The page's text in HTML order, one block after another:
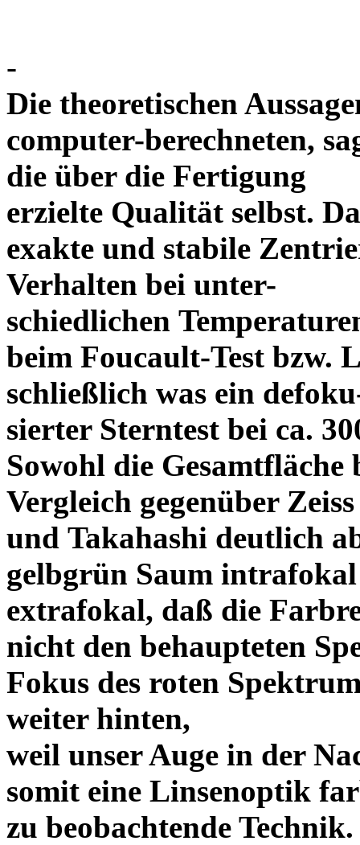
-
Die theoretischen
computer-berechneten,
die über die Fertigung
erzielte Qualität selbst.
exakte und stabile
Verhalten bei unter-
schiedlichen
beim Foucault-Test bzw.
schließlich was ein
sierter Sterntest bei ca.
Sowohl die
Vergleich gegenüber Zeiss
und Takahashi deutlich
gelbgrün Saum
extrafokal, daß die
nicht den behaupteten
Fokus des roten
weiter hinten,
weil unser Auge in der
somit eine Linsenoptik
zu beobachtende